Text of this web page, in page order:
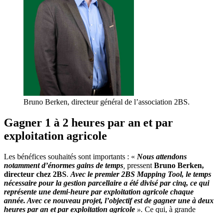
Bruno Berken, directeur général de l’association 2BS.
Gagner 1 à 2 heures par an et par
exploitation agricole
Les bénéfices souhaités sont importants : « Nous attendons
notamment d’énormes gains de temps pressent Bruno Berken,
directeur chez 2BS. Avec le premier 2BS Mapping Tool, le temps
nécessaire pour la gestion parcellaire a été divisé par cinq, ce qui
représente une demi-heure par exploitation agricole chaque
année. Avec ce nouveau projet, l’objectif est de gagner une à deux
heures par an et par exploitation agricole ». Ce qui, à grande